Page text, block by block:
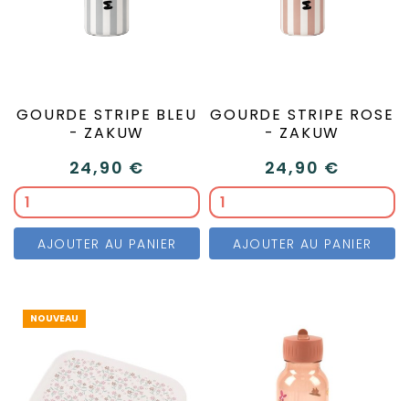
GOURDE STRIPE BLEU
- ZAKUW
24,90 €
AJOUTER AU PANIER
GOURDE STRIPE ROSE
- ZAKUW
24,90 €
AJOUTER AU PANIER
NOUVEAU